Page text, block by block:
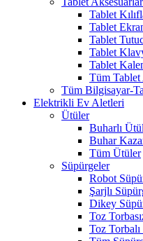
Tablet
Tablet
Tablet
Tablet
Tablet
Tüm Tablet
Tüm Bilgisayar-
Elektrikli Ev Aletleri
Ütüler
Buharlı
Buhar
Tüm Ütüler
Süpürgeler
Robot
Şarjlı
Dikey
Toz
Toz